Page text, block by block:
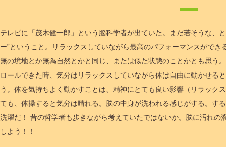
テレビに「茂木健一郎」という脳科学者が出ていた。まだ若そうな、
ー”ということ。リラックスしていながら最高のパフォーマンスがで
無の境地とか無為自然とかと同じ、または似た状態のことかとも思
ロールできた時、気分はリラックスしていながら体は自由に動かせる
う。体を気持ちよく動かすことは、精神にとても良い影響（リラック
ても、体操すると気分は晴れる。脳の中身が洗われる感じがする。す
洗濯だ！ 昔の哲学者も歩きながら考えていたではないか。脳に汚れの
しよう！！